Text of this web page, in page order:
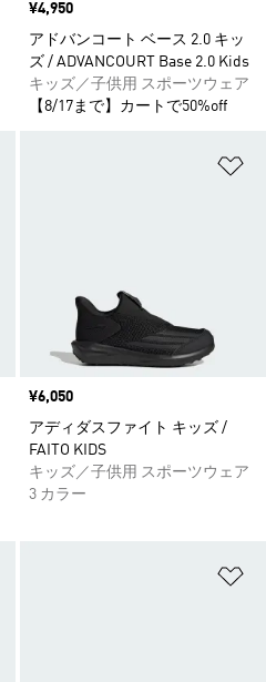
価格
¥4,950
アドバンコート ベース 2.0 キッ
ズ / ADVANCOURT Base 2.0 Kids
キッズ／子供用 スポーツウェア
【8/17まで】カートで50%off
価格
¥6,050
アディダスファイト キッズ /
FAITO KIDS
キッズ／子供用 スポーツウェア
3 カラー